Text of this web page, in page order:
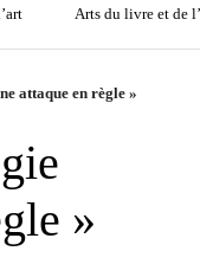
Arts du livre et de
attaque en règle »
»